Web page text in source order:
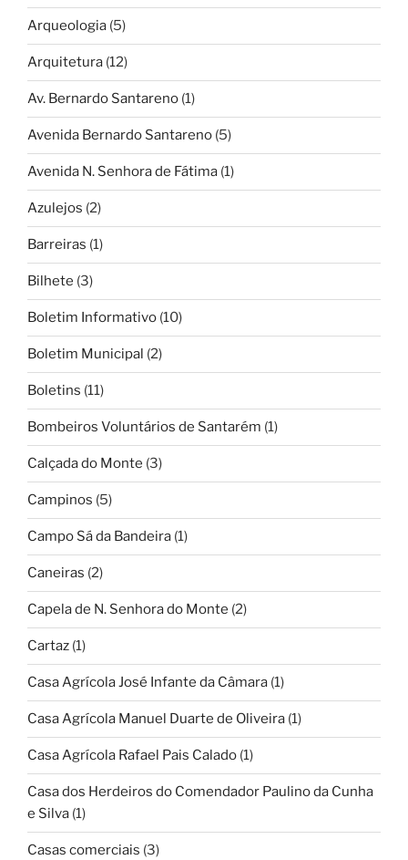
Arqueologia (5)
Arquitetura (12)
Av. Bernardo Santareno (1)
Avenida Bernardo Santareno (5)
Avenida N. Senhora de Fátima (1)
Azulejos (2)
Barreiras (1)
Bilhete (3)
Boletim Informativo (10)
Boletim Municipal (2)
Boletins (11)
Bombeiros Voluntários de Santarém (1)
Calçada do Monte (3)
Campinos (5)
Campo Sá da Bandeira (1)
Caneiras (2)
Capela de N. Senhora do Monte (2)
Cartaz (1)
Casa Agrícola José Infante da Câmara (1)
Casa Agrícola Manuel Duarte de Oliveira (1)
Casa Agrícola Rafael Pais Calado (1)
Casa dos Herdeiros do Comendador Paulino da Cunha
e Silva (1)
Casas comerciais (3)